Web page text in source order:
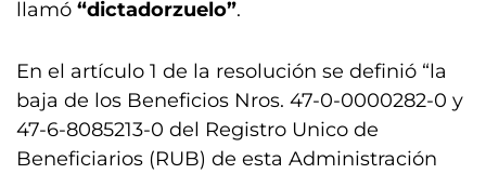
llamó “dictadorzuelo”.
En el artículo 1 de la resolución se definió “la
baja de los Beneficios Nros. 47-0-0000282-0 y
47-6-8085213-0 del Registro Unico de
Beneficiarios (RUB) de esta Administración